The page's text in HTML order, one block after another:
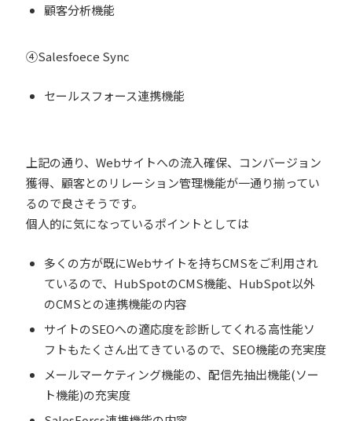
顧客分析機能
④Salesfoece Sync
セールスフォース連携機能
上記の通り、Webサイトへの流入確保、コンバージョン
獲得、顧客とのリレーション管理機能が一通り揃ってい
るので良さそうです。
個人的に気になっているポイントとしては
多くの方が既にWebサイトを持ちCMSをご利用され
ているので、HubSpotのCMS機能、HubSpot以外
のCMSとの連携機能の内容
サイトのSEOへの適応度を診断してくれる高性能ソ
フトもたくさん出てきているので、SEO機能の充実度
メールマーケティング機能の、配信先抽出機能(ソー
ト機能)の充実度